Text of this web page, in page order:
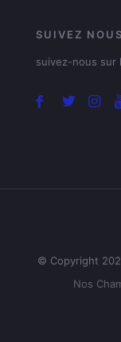
SUIVEZ NOUS
suivez-nous sur
© Copyright
Nos